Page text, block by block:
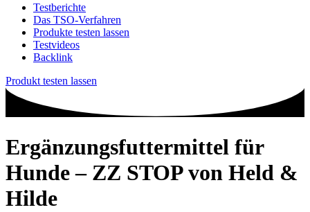
Testberichte
Das TSO-Verfahren
Produkte testen lassen
Testvideos
Backlink
Produkt testen lassen
Ergänzungsfuttermittel für
Hunde – ZZ STOP von Held &
Hilde